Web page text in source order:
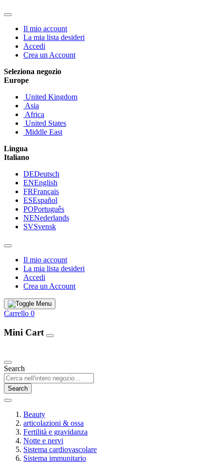
Il mio account
La mia lista desideri
Accedi
Crea un Account
Seleziona negozio
Europe
United Kingdom
Asia
Africa
United States
Middle East
Lingua
Italiano
DEDeutsch
ENEnglish
FRFrançais
ESEspañol
POPortuguês
NENederlands
SVSvensk
Il mio account
La mia lista desideri
Accedi
Crea un Account
Carrello 0
Mini Cart
Search
Search
Beauty
articolazioni & ossa
Fertilità e gravidanza
Notte e nervi
Sistema cardiovascolare
Sistema immunitario